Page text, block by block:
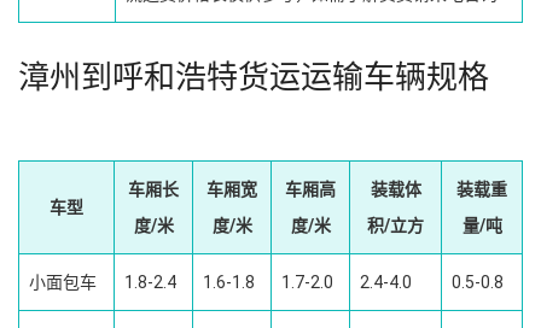
漳州到呼和浩特货运运输车辆规格
车型
车厢长
度/米
车厢宽
度/米
车厢高
度/米
装载体
积/立方
装载重
量/吨
小面包车 1.8-2.4 1.6-1.8 1.7-2.0 2.4-4.0 0.5-0.8